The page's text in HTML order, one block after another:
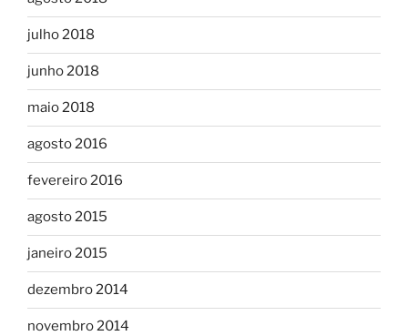
julho 2018
junho 2018
maio 2018
agosto 2016
fevereiro 2016
agosto 2015
janeiro 2015
dezembro 2014
novembro 2014